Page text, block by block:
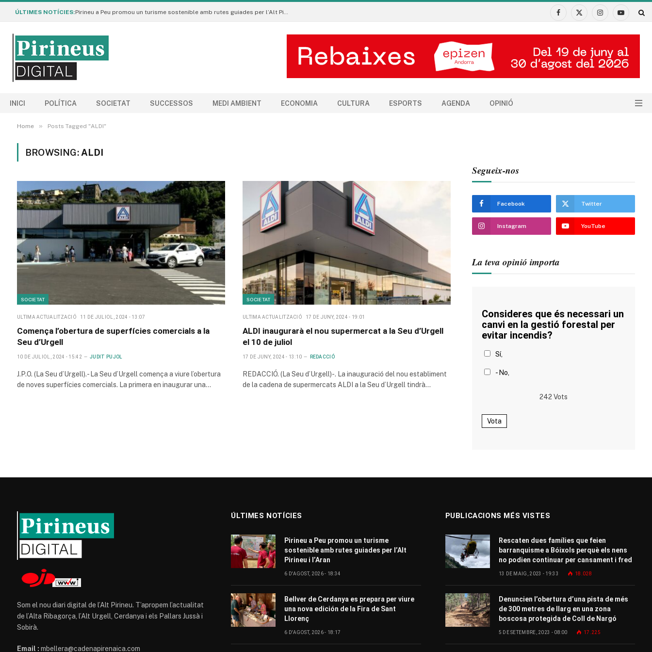
ÚLTIMES NOTÍCIES: Pirineu a Peu promou un turisme sostenible amb rutes guiades per l’Alt Pirineu i l’Aran
Facebook
X
InstagramYouTube
INICI POLÍTICA SOCIETAT SUCCESSOS MEDI AMBIENT ECONOMIA CULTURA ESPORTS AGENDA OPINIÓ
Home » Posts Tagged "ALDI"
BROWSING: ALDI
SOCIETAT
ULTIMA ACTUALITZACIÓ 11 DE JULIOL, 2024 - 13:07
Comença l’obertura de superfícies comercials a la
Seu d’Urgell
10 DE JULIOL, 2024 - 15:42 JUDIT PUJOL
J.P.O. (La Seu d’Urgell).- La Seu d’Urgell comença a viure l’obertura
de noves superfícies comercials. La primera en inaugurar una…
SOCIETAT
ULTIMA ACTUALITZACIÓ 17 DE JUNY, 2024 - 19:01
ALDI inaugurarà el nou supermercat a la Seu d’Urgell
el 10 de juliol
17 DE JUNY, 2024 - 13:10 REDACCIÓ
REDACCIÓ. (La Seu d’Urgell)-. La inauguració del nou establiment
de la cadena de supermercats ALDI a la Seu d’Urgell tindrà…
Segueix-nos
Facebook Twitter
Instagram YouTube
La teva opinió importa
Consideres que és necessari un
canvi en la gestió forestal per
evitar incendis?
Sí,
- No,
242 Vots
Vota
Som el nou diari digital de l’Alt Pirineu. T’apropem l’actualitat
de l’Alta Ribagorça, l’Alt Urgell, Cerdanya i els Pallars Jussà i
Sobirà.
Email : mbellera@cadenapirenaica.com
ÚLTIMES NOTÍCIES
Pirineu a Peu promou un turisme
sostenible amb rutes guiades per l’Alt
Pirineu i l’Aran
6 D'AGOST, 2026 - 18:34
Bellver de Cerdanya es prepara per viure
una nova edición de la Fira de Sant
Llorenç
6 D'AGOST, 2026 - 18:17
PUBLICACIONS MÉS VISTES
Rescaten dues famílies que feien
barranquisme a Bóixols perquè els nens
no podien continuar per cansament i fred
13 DE MAIG, 2023 - 19:33 18.028
Denuncien l’obertura d’una pista de més
de 300 metres de llarg en una zona
boscosa protegida de Coll de Nargó
5 DE SETEMBRE, 2023 - 08:00 17.225